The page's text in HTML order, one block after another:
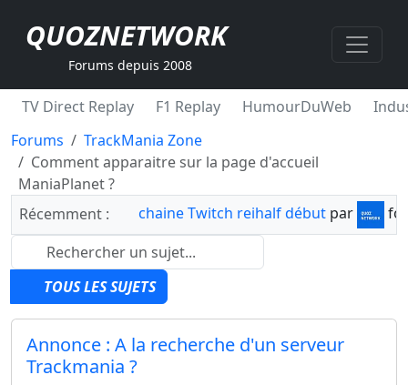
QUOZNETWORK
Forums depuis 2008
TV Direct Replay F1 Replay HumourDuWeb
Forums
TrackMania Zone
Comment apparaitre sur la page d'accueil
ManiaPlanet ?
Récemment :
chaine Twitch reihalf début par
TOUS LES SUJETS
Annonce : A la recherche d'un serveur
Trackmania ?